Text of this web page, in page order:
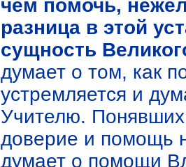
чем помочь,
разница в этой
сущность
думает о том, как
устремляется и
Учителю.
доверие и помощь
думает о помощи